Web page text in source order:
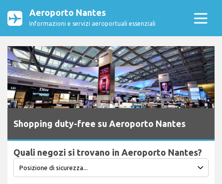
Aeroporto Nantes
Informazioni e servizi aeroportuali essenziali
Shopping duty-free su Aeroporto Nantes
Quali negozi si trovano in Aeroporto Nantes?